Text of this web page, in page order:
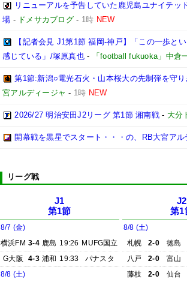
リニューアルを予告していた鹿児島ユナイテッ
場 - ドメサカブログ- 1時 NEW
【記者会見 J1第1節 福岡-神戸】「この一歩と
感じている」/塚原真也- 「football fukuoka」中倉
第1節:新潟○電光石火・山本桜大の先制弾を守
宮アルディージャ - 1時 NEW
2026/27 明治安田J2リーグ 第1節 湘南戦- 大分
開幕戦を黒星でスタート・・・の、RB大宮ア
リーグ戦
J1
第1節
8/7 (金)
横浜FM 3-4 鹿島 19:26 MUFG国立
G大阪
4-3 浦和 19:33
パナスタ
8/8 (土)
J2
第1
8/8 (土)
札幌
2-0
徳島
八戸
2-0
富山
藤枝
2-0
仙台